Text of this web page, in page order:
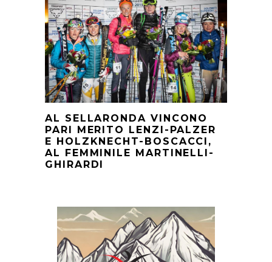
AL SELLARONDA VINCONO
PARI MERITO LENZI-PALZER
E HOLZKNECHT-BOSCACCI,
AL FEMMINILE MARTINELLI-
GHIRARDI